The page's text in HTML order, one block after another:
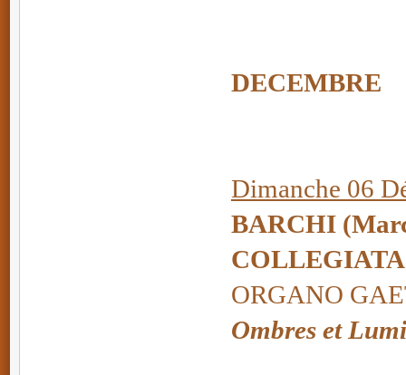
DECEMBRE
Dimanche 06
BARCHI
ORGANO
Ombres et